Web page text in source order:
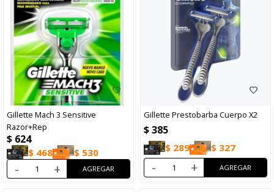
Gillette Mach 3 Sensitive
Razor+Rep
$ 624
$ 468 $ 530
- +
Gillette Prestobarba Cuerpo X2
$385
$ 289 $ 327
- +